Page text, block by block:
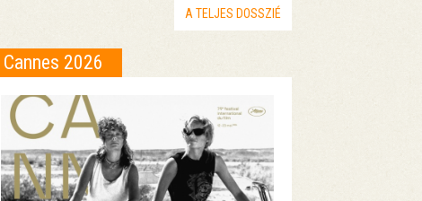
A TELJES DOSSZIÉ
Cannes 2026